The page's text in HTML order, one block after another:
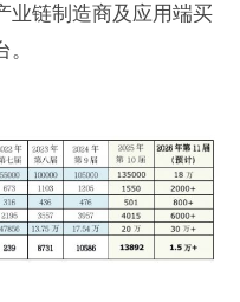
业链制造商及应用端买